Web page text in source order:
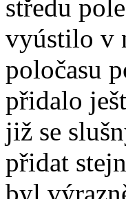
středu
vyústilo v
poločasu
přidalo
již se
přidat
byl